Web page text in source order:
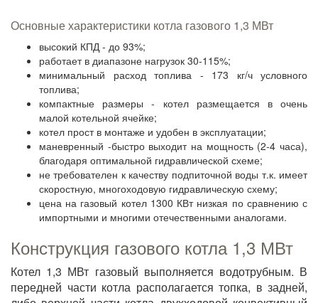
Основные характеристики котла газового 1,3 МВт
высокий КПД - до 93%;
работает в диапазоне нагрузок 30-115%;
минимальный расход топлива - 173 кг/ч условного
топлива;
компактные размеры - котел размещается в очень
малой котельной ячейке;
котел прост в монтаже и удобен в эксплуатации;
маневренный -быстро выходит на мощность (2-4 часа),
благодаря оптимальной гидравлической схеме;
не требователен к качеству подпиточной воды т.к. имеет
скоростную, многоходовую гидравлическую схему;
цена на газовый котел 1300 КВт низкая по сравнению с
импортными и многими отечественными аналогами.
Конструкция газового котла 1,3 МВт
Котел 1,3 МВт газовый выполняется водотрубным. В
передней части котла располагается топка, в задней,